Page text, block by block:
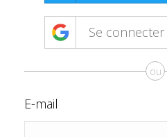
Se
ou
E-mail